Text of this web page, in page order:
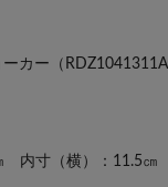
ーカー（
内寸（横）：11.5㎝